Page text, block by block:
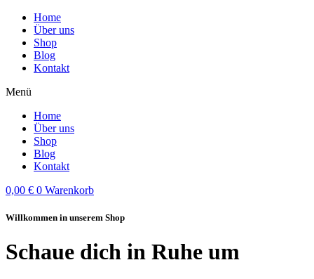
Home
Über uns
Shop
Blog
Kontakt
Menü
Home
Über uns
Shop
Blog
Kontakt
0,00 € 0 Warenkorb
Willkommen in unserem Shop
Schaue dich in Ruhe um